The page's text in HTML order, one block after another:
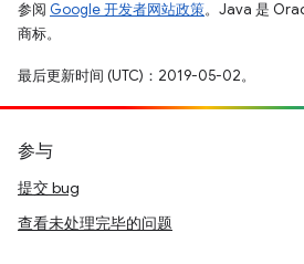
参阅 Google 开发者网站政策。Java 是
商标。
最后更新时间 (UTC)：2019-05-02。
参与
提交 bug
查看未处理完毕的问题